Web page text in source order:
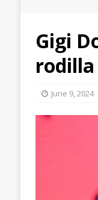
Gigi
rodilla
June 9, 2024